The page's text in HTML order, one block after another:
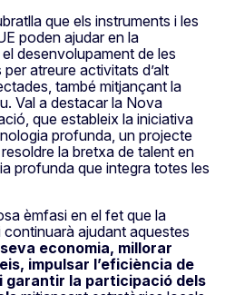
que els instruments i les
poden ajudar en la
desenvolupament de les
atreure activitats d’alt
també mitjançant la
Val a destacar la Nova
que estableix la iniciativa
profunda, un projecte
la bretxa de talent en
profunda que integra totes les
èmfasi en el fet que la
ajudant aquestes
economia, millorar
impulsar l’eficiència de
garantir la participació dels